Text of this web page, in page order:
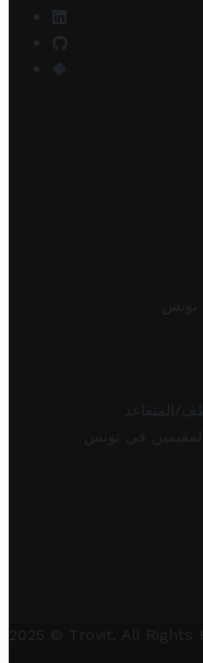
المتقاعد
في تونس
2025 © Trovit. All Rights